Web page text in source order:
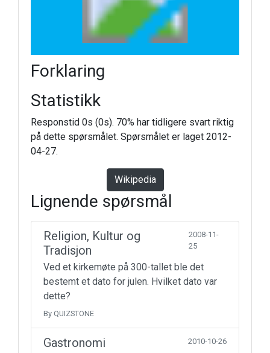
Forklaring
Statistikk
Responstid 0s (0s). 70% har tidligere svart riktig
på dette spørsmålet. Spørsmålet er laget 2012-
04-27.
Wikipedia
Lignende spørsmål
Religion, Kultur og
Tradisjon
2008-11-
25
Ved et kirkemøte på 300-tallet ble det
bestemt et dato for julen. Hvilket dato var
dette?
By QUIZSTONE
Gastronomi 2010-10-26